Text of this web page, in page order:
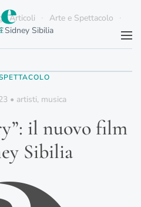
Articoli
Arte e Spettacolo
Sidney Sibilia
• artisti, musica
il nuovo film
Sibilia